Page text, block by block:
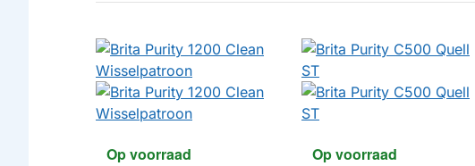
Op voorraad Op voorraad